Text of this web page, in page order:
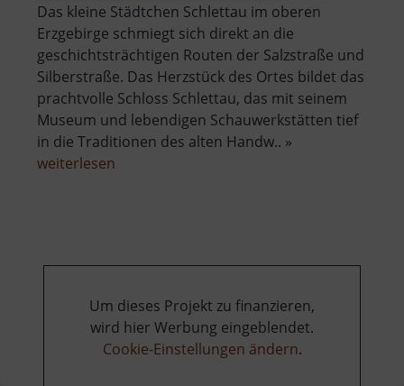
Das kleine Städtchen Schlettau im oberen
Erzgebirge schmiegt sich direkt an die
geschichtsträchtigen Routen der Salzstraße und
Silberstraße. Das Herzstück des Ortes bildet das
prachtvolle Schloss Schlettau, das mit seinem
Museum und lebendigen Schauwerkstätten tief
in die Traditionen des alten Handw.. »
weiterlesen
Um dieses Projekt zu finanzieren,
wird hier Werbung eingeblendet.
Cookie-Einstellungen ändern.